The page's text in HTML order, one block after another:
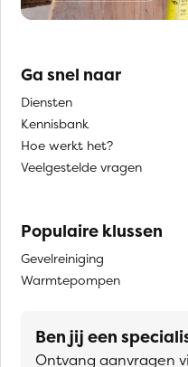
Ga snel naar
Diensten
Kennisbank
Hoe werkt het?
Veelgestelde vragen
Populaire klussen
Gevelreiniging
Warmtepompen
Ben jij een
Ontvang aanvragen